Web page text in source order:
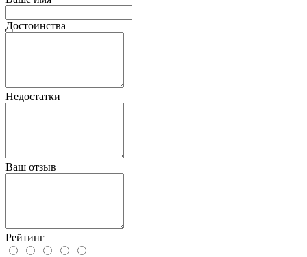
Достоинства
Недостатки
Ваш отзыв
Рейтинг